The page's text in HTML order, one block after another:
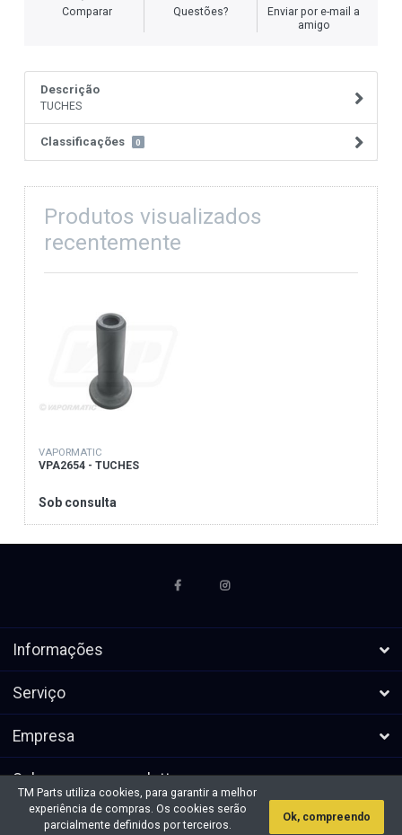
Comparar Questões?
Enviar por e-mail a
amigo
Descrição
TUCHES
Classificações 0
Produtos visualizados
recentemente
VAPORMATIC
VPA2654 - TUCHES
Sob consulta
Informações
Serviço
Empresa
Subscrever a newsletters
* Todos os preços excl. IVA, mais
Direitos de autor &cópia; 2026 TM
TM Parts utiliza cookies, para garantir a melhor
experiência de compras. Os cookies serão
parcialmente definidos por terceiros.
Ok, compreendo